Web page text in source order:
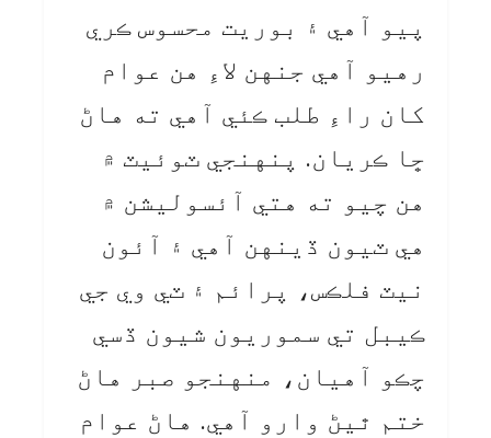
پيو آهي ۽ بوريت محسوس ڪري
رهيو آهي جنهن لاءِ هن عوام
کان راءِ طلب ڪئي آهي ته هاڻ
ڇا ڪريان. پنهنجي ٽوئيٽ ۾
هن چيو ته هتي آئسوليشن ۾
هي ٽيون ڏينهن آهي ۽ آئون
نيٽ فلڪس، پرائم ۽ ٽي وي جي
ڪيبل تي سموريون شيون ڏسي
چڪو آهيان، منهنجو صبر هاڻ
ختم ٿيڻ وارو آهي. هاڻ عوام